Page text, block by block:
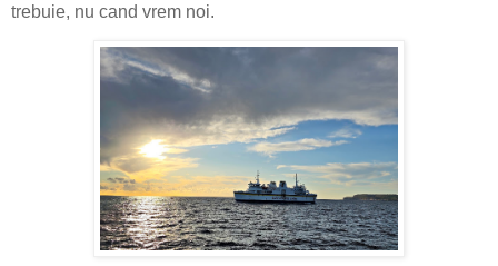
trebuie, nu cand vrem noi.